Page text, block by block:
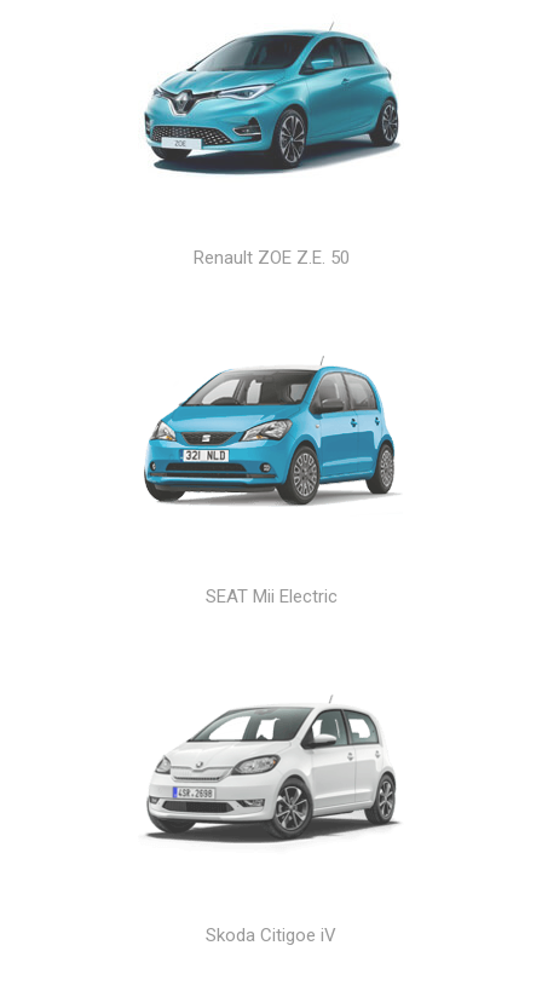
Renault ZOE Z.E. 50
SEAT Mii Electric
Skoda Citigoe iV